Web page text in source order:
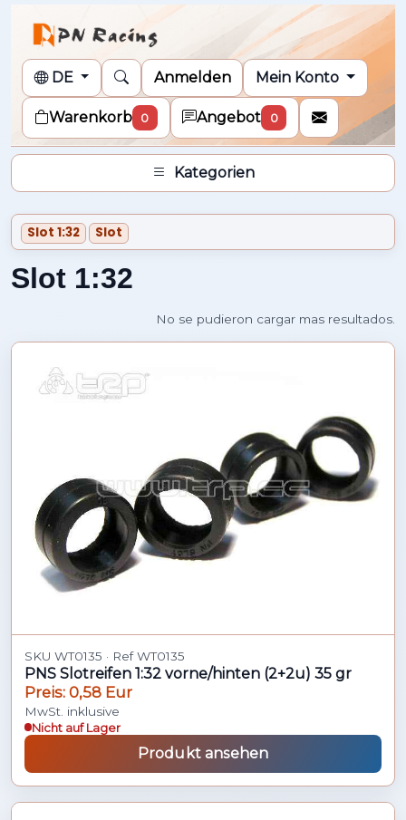
DE Anmelden Mein Konto
Warenkorb 0 Angebot 0
Kategorien
Slot 1:32 Slot
Slot 1:32
No se pudieron cargar mas resultados.
SKU WT0135 · Ref WT0135
PNS Slotreifen 1:32 vorne/hinten (2+2u) 35 gr
Preis: 0,58 Eur
MwSt. inklusive
Nicht auf Lager
Produkt ansehen